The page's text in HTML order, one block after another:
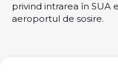
privind intrarea în SUA
aeroportul de sosire.